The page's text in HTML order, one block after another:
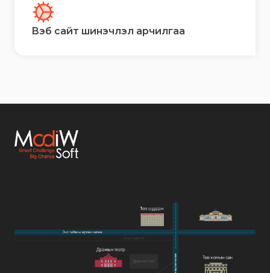
Вэб сайт шинэчлэл арчилгаа